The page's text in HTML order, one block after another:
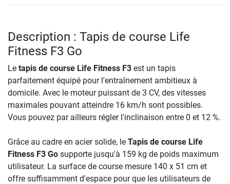
Description : Tapis de course Life
Fitness F3 Go
Le tapis de course Life Fitness F3 est un tapis
parfaitement équipé pour l'entraînement ambitieux à
domicile. Avec le moteur puissant de 3 CV, des vitesses
maximales pouvant atteindre 16 km/h sont possibles.
Vous pouvez par ailleurs régler l'inclinaison entre 0 et 12 %.
Grâce au cadre en acier solide, le Tapis de course Life
Fitness F3 Go supporte jusqu'à 159 kg de poids maximum
utilisateur. La surface de course mesure 140 x 51 cm et
offre suffisamment d'espace pour que les utilisateurs de